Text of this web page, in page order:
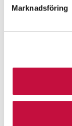
Marknadsföring